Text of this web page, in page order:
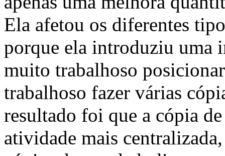
Ela afetou os diferentes
porque ela introduziu uma
muito trabalhoso
trabalhoso fazer várias
resultado foi que a cópia
atividade mais